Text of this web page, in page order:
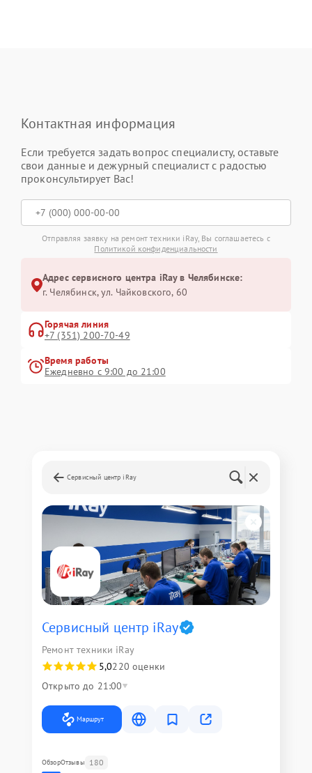
Контактная информация
Если требуется задать вопрос специалисту, оставьте
свои данные и дежурный специалист с радостью
проконсультирует Вас!
Отправляя заявку на ремонт техники iRay, Вы соглашаетесь с
Политикой конфиденциальности
Адрес сервисного центра iRay в Челябинске:
г. Челябинск, ул. Чайковского, 60
Горячая линия
+7 (351) 200-70-49
Время работы
Ежедневно с 9:00 до 21:00
Сервисный центр iRay
Сервисный центр iRay
Ремонт техники iRay
5,0220 оценки
Открыто до 21:00
Маршрут
ОбзорОтзывы 180